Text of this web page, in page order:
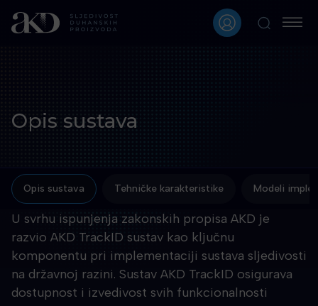
Opis sustava
Opis sustava Tehničke karakteristike Modeli
U svrhu ispunjenja zakonskih propisa AKD je
razvio AKD TrackID sustav kao ključnu
komponentu pri implementaciji sustava sljedivosti
na državnoj razini. Sustav AKD TrackID osigurava
dostupnost i izvedivost svih funkcionalnosti